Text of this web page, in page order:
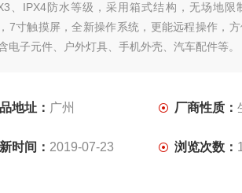
、IPX4防水等级，采用箱式结构，无场地限
7寸触摸屏，全新操作系统，更能远程操作，
电子元件、户外灯具、手机外壳、汽车配件等。
地址： 广州 厂商性质：
时间： 2019-07-23 浏览次数：